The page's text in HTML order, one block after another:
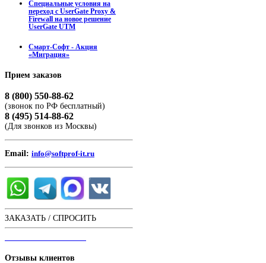
Специальные условия на
переход с UserGate Proxy &
Firewall на новое решение
UserGate UTM
Смарт-Софт - Акция
«Миграция»
Прием заказов
8 (800) 550-88-62
(звонок по РФ бесплатный)
8 (495) 514-88-62
(Для звонков из Москвы)
Email: info@softprof-it.ru
ЗАКАЗАТЬ / СПРОСИТЬ
Отзывы клиентов